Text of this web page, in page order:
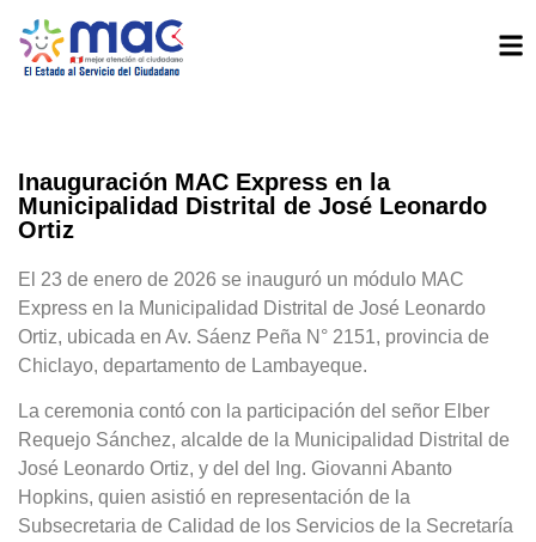
Inauguración MAC Express en la
Municipalidad Distrital de José Leonardo
Ortiz
El 23 de enero de 2026 se inauguró un módulo MAC
Express en la Municipalidad Distrital de José Leonardo
Ortiz, ubicada en Av. Sáenz Peña N° 2151, provincia de
Chiclayo, departamento de Lambayeque.
La ceremonia contó con la participación del señor Elber
Requejo Sánchez, alcalde de la Municipalidad Distrital de
José Leonardo Ortiz, y del del Ing. Giovanni Abanto
Hopkins, quien asistió en representación de la
Subsecretaria de Calidad de los Servicios de la Secretaría